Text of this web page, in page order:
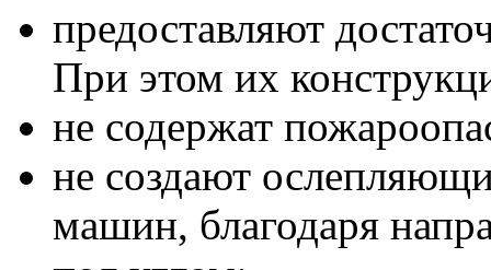
предоставляют
При этом их
не содержат
не создают
машин, благодаря